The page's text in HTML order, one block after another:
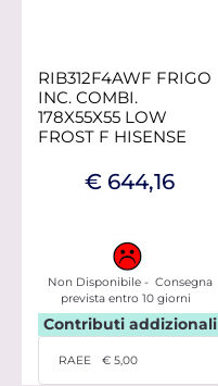
RIB312F4AWF FRIGO
INC. COMBI.
178X55X55 LOW
FROST F HISENSE
€ 644,16
Non Disponibile - Consegna
prevista entro 10 giorni
Contributi addizionali
RAEE € 5,00